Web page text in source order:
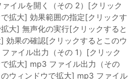
イルを開く（その 2）[クリック
拡大] 効果範囲の指定[クリックす
大] 無声化の実行[クリックすると
効果の確認[クリックするとこのウ
ァイル出力（その 1）[クリック
拡大] mp3 ファイル出力（その
ウィンドウで拡大] mp3 ファイル